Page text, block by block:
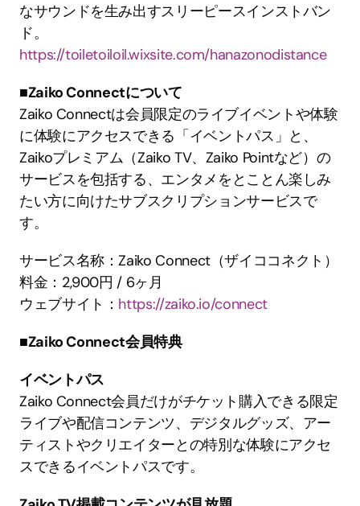
なサウンドを生み出すスリーピースインストバン
ド。
https://toiletoiloil.wixsite.com/hanazonodistance
■Zaiko Connectについて
Zaiko Connectは会員限定のライブイベントや体験
に体験にアクセスできる「イベントパス」と、
Zaikoプレミアム（Zaiko TV、Zaiko Pointなど）の
サービスを包括する、エンタメをとことん楽しみ
たい方に向けたサブスクリプションサービスで
す。
サービス名称：Zaiko Connect（ザイココネクト）
料金：2,900円 / 6ヶ月
ウェブサイト： https://zaiko.io/connect
■Zaiko Connect会員特典
イベントパス
Zaiko Connect会員だけがチケット購入できる限定
ライブや配信コンテンツ、デジタルグッズ、アー
ティストやクリエイターとの特別な体験にアクセ
スできるイベントパスです。